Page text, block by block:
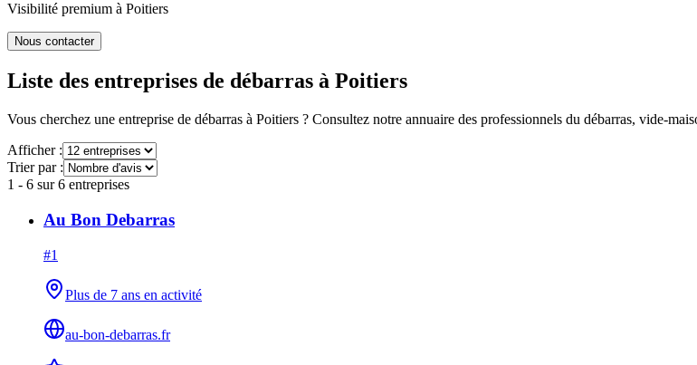
Visibilité premium à Poitiers
Nous contacter
Liste des entreprises de débarras à Poitiers
Vous cherchez une entreprise de débarras à Poitiers ? Consultez notre annuaire des professionnels du débarras, vide-
Afficher :
Trier par :
1 - 6 sur6 entreprises
Au Bon Debarras
#1
Plus de 7 ans en activité
au-bon-debarras.fr